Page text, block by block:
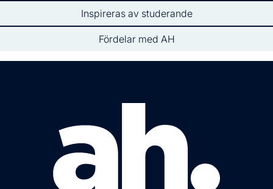
Inspireras av studerande
Fördelar med AH